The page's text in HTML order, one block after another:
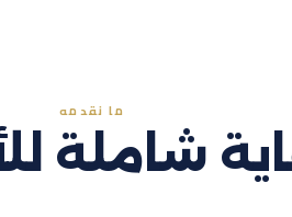
ما نقدمه
شاملة